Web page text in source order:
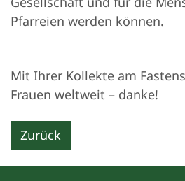
Pfarreien werden können.
Mit Ihrer Kollekte am
Frauen weltweit – danke!
Zurück